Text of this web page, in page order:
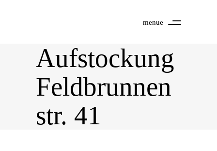
menue
Aufstockung
Feldbrunnen
str. 41